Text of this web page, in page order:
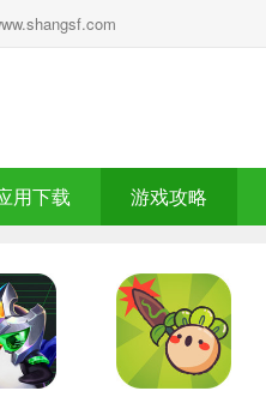
用下载 游戏攻略